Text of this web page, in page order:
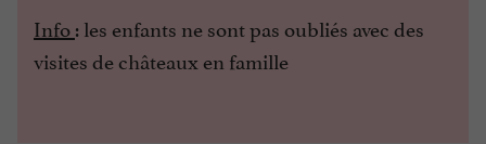
Info: les enfants ne sont pas oubliés avec des
visites de châteaux en famille